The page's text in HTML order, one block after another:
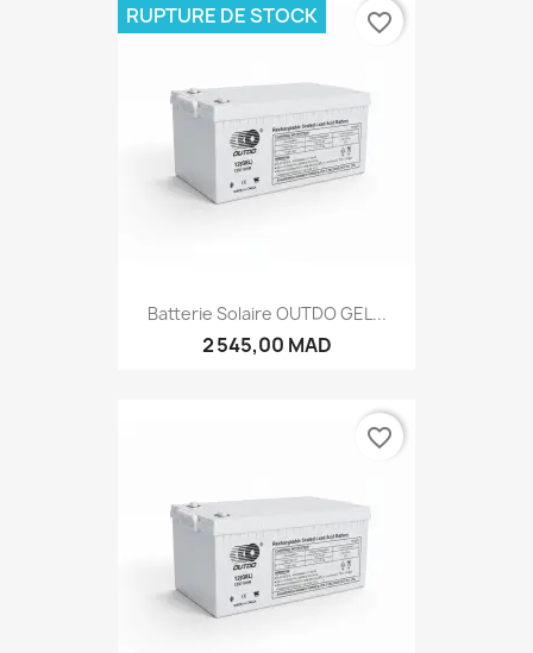
Batterie Solaire OUTDO GEL...
2 545,00 MAD
RUPTURE DE STOCK favorite_border
favorite_border